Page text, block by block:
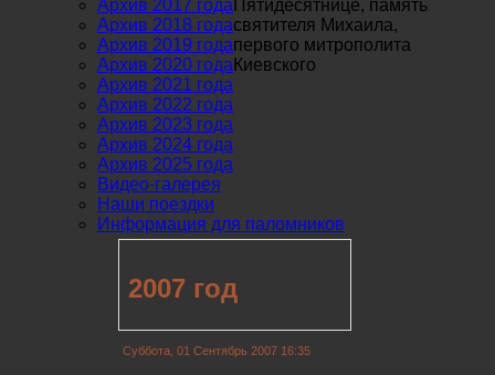
Архив 2017 года
Архив 2018 года
Архив 2019 года
Архив 2020 года
Архив 2021 года
Архив 2022 года
Архив 2023 года
Архив 2024 года
Архив 2025 года
Видео-галерея
Наши поездки
Информация для паломников
Пятидесятнице, память
святителя Михаила,
первого митрополита
Киевского
2007 год
Суббота, 01 Сентябрь 2007 16:35